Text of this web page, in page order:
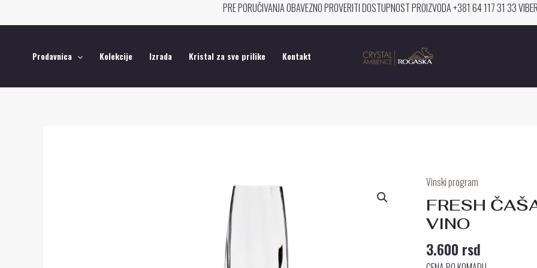
na
PRE PORUČIVANJA OBAVEZNO PROVERITI DOSTUPNOST PROIZVODA +381 64 117 31 33
Prodavnica Kolekcije Izrada Kristal za sve prilike Kontakt
Vinski program
FRESH
VINO
3.600 rsd
FRESH
ČAŠA
ZA
PENUŠAVO
VINO
količina